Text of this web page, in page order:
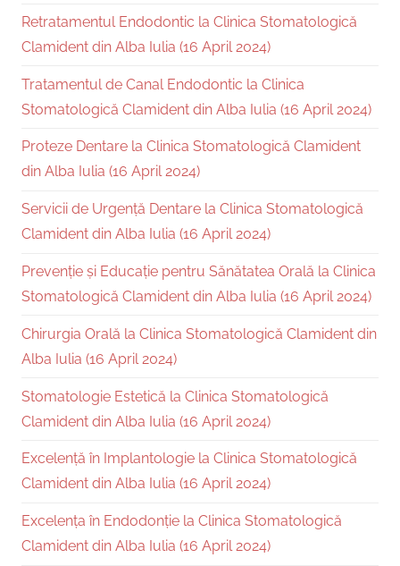
Retratamentul Endodontic la Clinica Stomatologică
Clamident din Alba Iulia (16 April 2024)
Tratamentul de Canal Endodontic la Clinica
Stomatologică Clamident din Alba Iulia (16 April 2024)
Proteze Dentare la Clinica Stomatologică Clamident
din Alba Iulia (16 April 2024)
Servicii de Urgență Dentare la Clinica Stomatologică
Clamident din Alba Iulia (16 April 2024)
Prevenție și Educație pentru Sănătatea Orală la Clinica
Stomatologică Clamident din Alba Iulia (16 April 2024)
Chirurgia Orală la Clinica Stomatologică Clamident din
Alba Iulia (16 April 2024)
Stomatologie Estetică la Clinica Stomatologică
Clamident din Alba Iulia (16 April 2024)
Excelență în Implantologie la Clinica Stomatologică
Clamident din Alba Iulia (16 April 2024)
Excelența în Endodonție la Clinica Stomatologică
Clamident din Alba Iulia (16 April 2024)